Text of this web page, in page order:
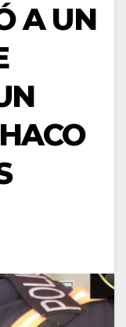
A UN